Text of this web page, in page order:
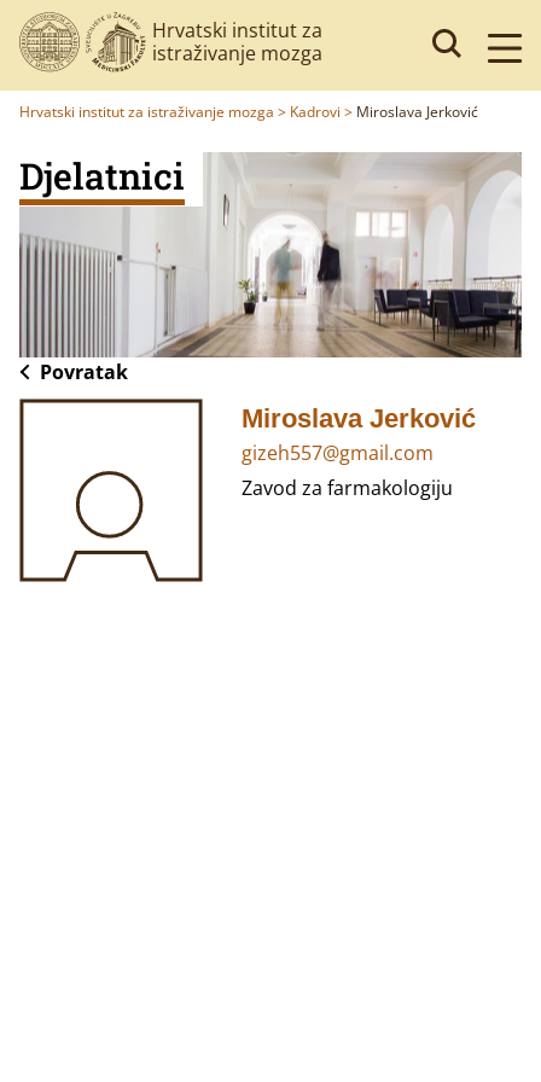
Hrvatski institut za
istraživanje mozga
Hrvatski institut za istraživanje mozga > Kadrovi > Miroslava Jerković
Djelatnici
Povratak
Miroslava Jerković
gizeh557@gmail.com
Zavod za farmakologiju